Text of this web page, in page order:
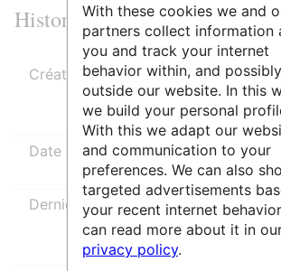
Historique des modifications
Créateur de la page
(
Date de création de la page
à
Dernier rédacteur
(
With these cookies we and
partners collect information
you and track your internet
behavior within, and
outside our website. In this
we build your personal
With this we adapt our
and communication to your
preferences. We can also
targeted advertisements
your recent internet
can read more about it in
privacy policy.